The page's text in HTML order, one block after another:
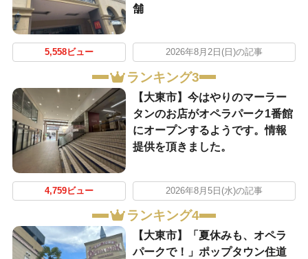
舗
5,558ビュー 2026年8月2日(日)の記事
ランキング3
【大東市】今はやりのマーラー
タンのお店がオペラパーク1番館
にオープンするようです。情報
提供を頂きました。
4,759ビュー 2026年8月5日(水)の記事
ランキング4
【大東市】「夏休みも、オペラ
パークで！」ポップタウン住道